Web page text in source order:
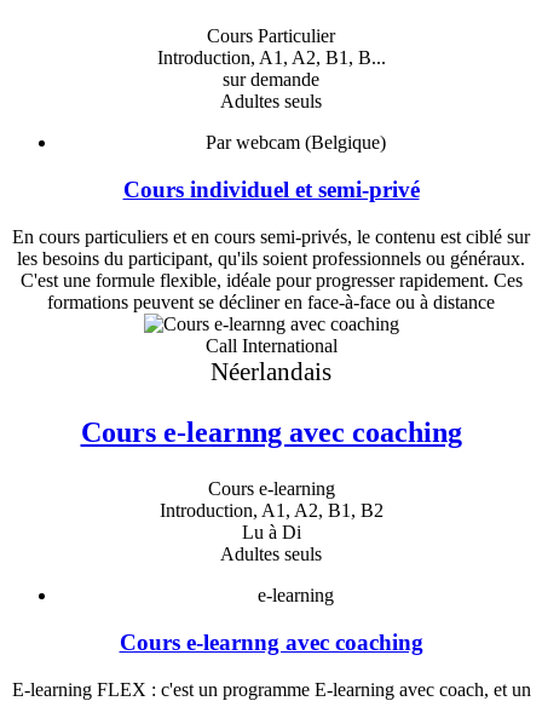
Cours Particulier
Introduction, A1, A2, B1, B...
sur demande
Adultes seuls
Par webcam (Belgique)
Cours individuel et semi-privé
En cours particuliers et en cours semi-privés, le contenu est ciblé sur
les besoins du participant, qu'ils soient professionnels ou généraux.
C'est une formule flexible, idéale pour progresser rapidement. Ces
formations peuvent se décliner en face-à-face ou à distance
Call International
Néerlandais
Cours e-learnng avec coaching
Cours e-learning
Introduction, A1, A2, B1, B2
Lu à Di
Adultes seuls
e-learning
Cours e-learnng avec coaching
E-learning FLEX : c'est un programme E-learning avec coach, et un